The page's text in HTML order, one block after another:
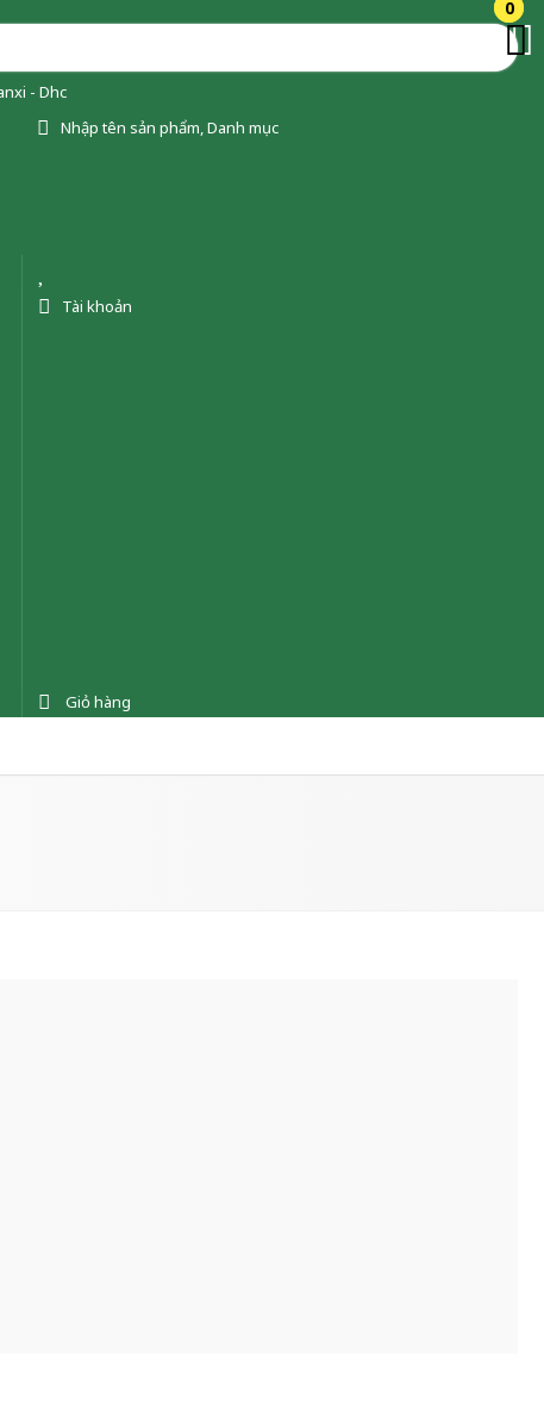
- Dhc
Nhập tên sản phẩm, Danh mục
0
Tài khoản
0
Giỏ hàng